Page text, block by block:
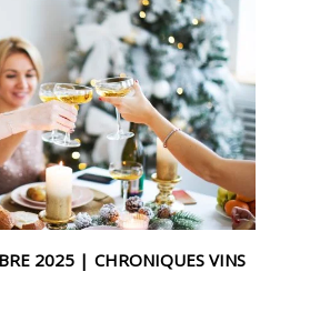
2025 | CHRONIQUES VINS